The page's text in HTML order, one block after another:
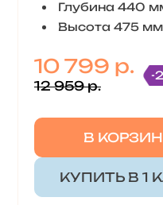
Глубина 440
Высота 475 мм
10 799 р.
12 959 р.
-
В
КУПИТЬ В 1